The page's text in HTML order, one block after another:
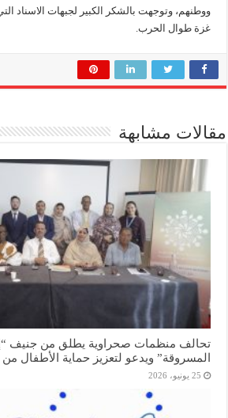
ووطنهم، وتوجهت بالشكر الكبير لجبهات الاسناد
غزة طوال الحرب.
مقالات مشابهة
تحالف منظمات صحراوية يطلق من جنيف
المسروقة” ويدعو لتعزيز حماية الأطفال من
25 يونيو، 2026